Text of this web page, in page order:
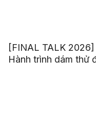
[FINAL TALK
Hành trình dám thử